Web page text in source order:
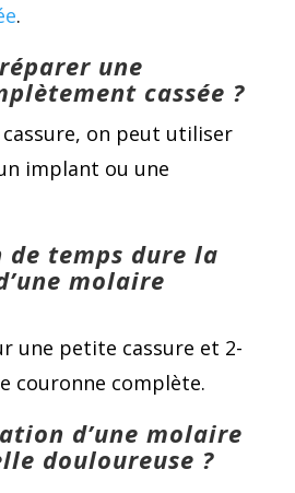
.
une
cassée ?
cassure, on peut utiliser
implant ou une
de temps dure la
molaire
une petite cassure et 2-
couronne complète.
d’une molaire
douloureuse ?